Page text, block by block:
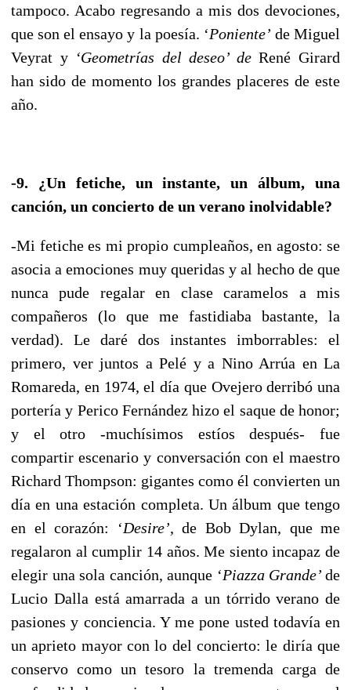
tampoco. Acabo regresando a mis dos devociones,
que son el ensayo y la poesía. ‘Poniente’ de Miguel
Veyrat y‘Geometrías del deseo’ deRené Girard
han sido de momento los grandes placeres de este
año.
-9. ¿Un fetiche, un instante, un álbum, una
canción, un concierto de un verano inolvidable?
-Mi fetiche es mi propio cumpleaños, en agosto: se
asocia a emociones muy queridas y al hecho de que
nunca pude regalar en clase caramelos a mis
compañeros (lo que me fastidiaba bastante, la
verdad). Le daré dos instantes imborrables: el
primero, ver juntos a Pelé y a Nino Arrúa en La
Romareda, en 1974, el día que Ovejero derribó una
portería y Perico Fernández hizo el saque de honor;
y el otro -muchísimos estíos después- fue
compartir escenario y conversación con el maestro
Richard Thompson: gigantes como él convierten un
día en una estación completa. Un álbum que tengo
en el corazón: ‘Desire’, de Bob Dylan, que me
regalaron al cumplir 14 años. Me siento incapaz de
elegir una sola canción, aunque ‘Piazza Grande’de
Lucio Dalla está amarrada a un tórrido verano de
pasiones y conciencia. Y me pone usted todavía en
un aprieto mayor con lo del concierto: le diría que
conservo como un tesoro la tremenda carga de